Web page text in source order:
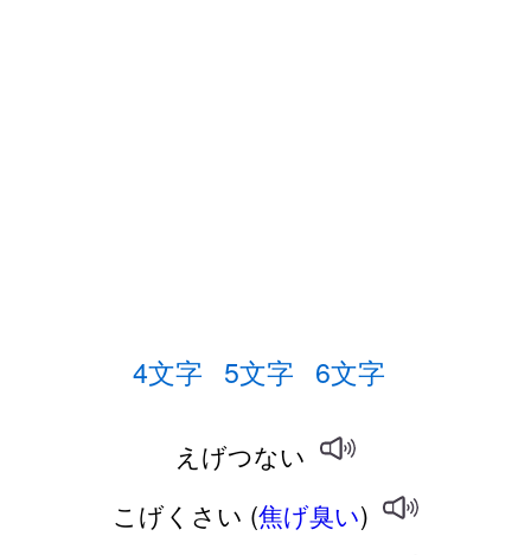
4文字 5文字 6文字
えげつない
こげくさい (焦げ臭い)